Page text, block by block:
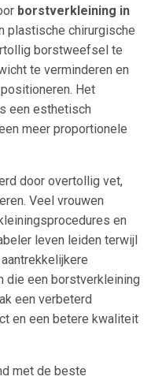
borstverkleining in
plastische chirurgische
borstweefsel te
te verminderen en
Het
een esthetisch
meer proportionele
door overtollig vet,
Veel vrouwen
en
leven leiden terwijl
die een borstverkleining
een verbeterd
en een betere kwaliteit
met de beste